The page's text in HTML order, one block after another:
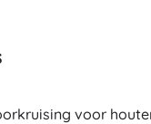
voor